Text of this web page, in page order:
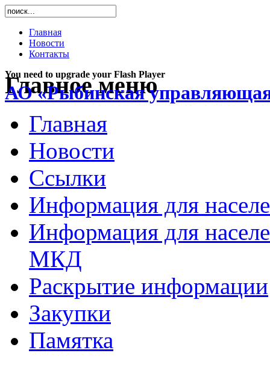
Главная
Новости
Контакты
You need to upgrade your Flash Player
АО «Рыбинская
Главное меню
Главная
Новости
Ссылки
Информация для
Информация для
МКД
Раскрытие информации
Закупки
Памятка